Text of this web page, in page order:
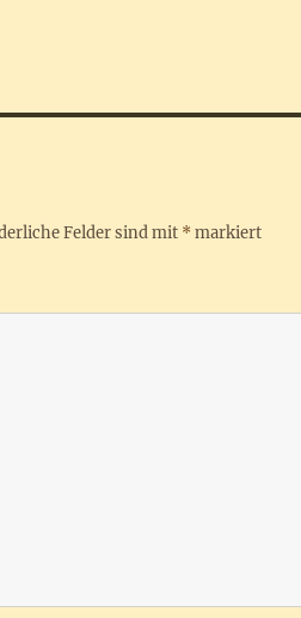
Felder sind mit * markiert